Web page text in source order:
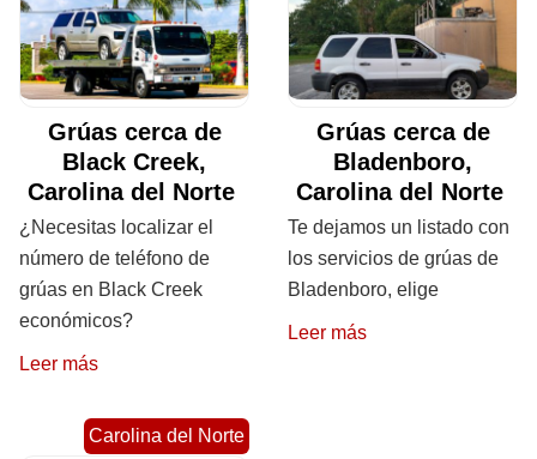
Grúas cerca de
Black Creek,
Carolina del Norte
¿Necesitas localizar el
número de teléfono de
grúas en Black Creek
económicos?
Leer más
Grúas cerca de
Bladenboro,
Carolina del Norte
Te dejamos un listado con
los servicios de grúas de
Bladenboro, elige
Leer más
Carolina del Norte